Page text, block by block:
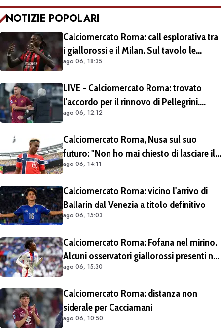
NOTIZIE POPOLARI
Calciomercato Roma: call esplorativa tra
i giallorossi e il Milan. Sul tavolo le
situazioni di Leao e Soulé
ago 06, 18:35
LIVE - Calciomercato Roma: trovato
l'accordo per il rinnovo di Pellegrini.
Prolungamento di un solo anno
ago 06, 12:12
Calciomercato Roma, Nusa sul suo
futuro: "Non ho mai chiesto di lasciare il
Lipsia". Giallorossi ancora al lavoro
ago 06, 14:11
Calciomercato Roma: vicino l'arrivo di
Ballarin dal Venezia a titolo definitivo
ago 06, 15:03
Calciomercato Roma: Fofana nel mirino.
Alcuni osservatori giallorossi presenti nel
match di Champions con il Lione
ago 06, 15:30
Calciomercato Roma: distanza non
siderale per Cacciamani
ago 06, 10:50